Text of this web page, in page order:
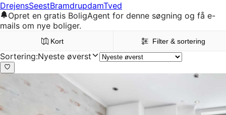
DrejensSeestBramdrupdamTved
Opret en gratis BoligAgent for denne søgning og få e-
mails om nye boliger.
Kort Filter & sortering
Sortering:Nyeste øverst